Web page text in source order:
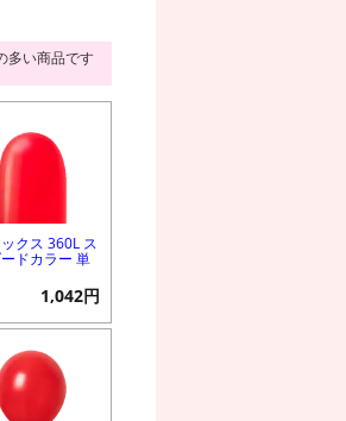
多い商品です
クス 360L ス
ドカラー 単
1,042円